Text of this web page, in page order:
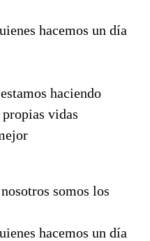
hacemos un día
haciendo
vidas
somos los
hacemos un día